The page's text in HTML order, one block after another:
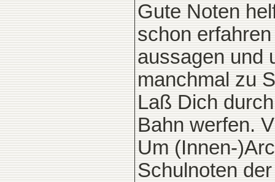
Gute Noten
schon
aussagen und
manchmal zu
Laß Dich
Bahn werfen.
Um (Innen-
Schulnoten